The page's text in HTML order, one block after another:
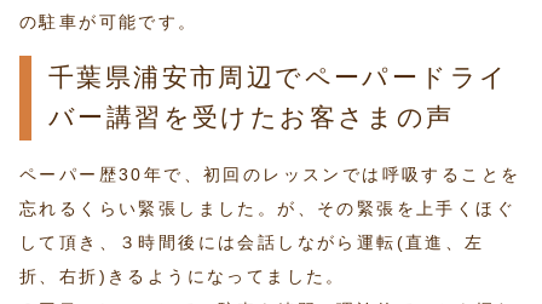
の駐車が可能です。
千葉県浦安市周辺でペーパードライ
バー講習を受けたお客さまの声
ペーパー歴30年で、初回のレッスンでは呼吸することを
忘れるくらい緊張しました。が、その緊張を上手くほぐ
して頂き、３時間後には会話しながら運転(直進、左
折、右折)きるようになってました。